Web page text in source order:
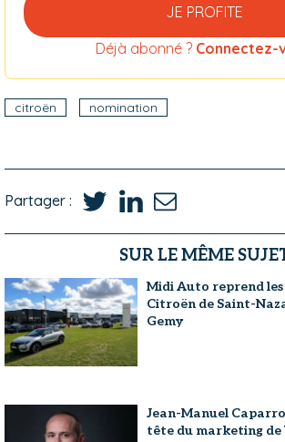
JE PROFITE
Déjà abonné ? Connectez-
citroën nomination
Partager :
SUR LE MÊME
Midi Auto reprend
Citroën de Saint-
Gemy
Jean-Manuel
tête du marketing de